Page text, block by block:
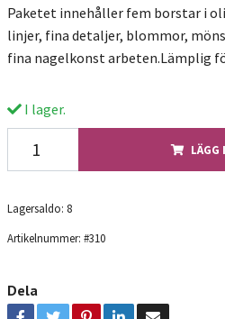
Paketet innehåller fem borstar i
linjer, fina detaljer, blommor,
fina nagelkonst arbeten.Lämplig
I lager.
LÄGG
Lagersaldo: 8
Artikelnummer: #310
Dela